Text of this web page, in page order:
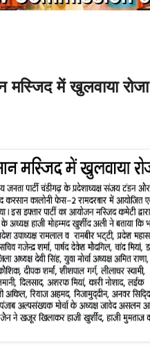
मस्जिद में खुलवाया रोजा